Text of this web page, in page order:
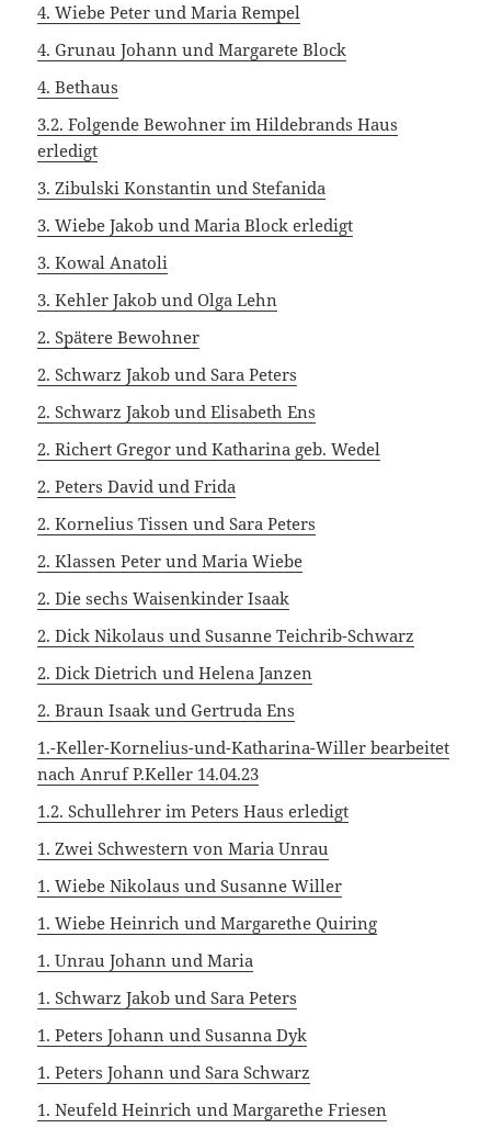
4. Wiebe Peter und Maria Rempel
4. Grunau Johann und Margarete Block
4. Bethaus
3.2. Folgende Bewohner im Hildebrands Haus
erledigt
3. Zibulski Konstantin und Stefanida
3. Wiebe Jakob und Maria Block erledigt
3. Kowal Anatoli
3. Kehler Jakob und Olga Lehn
2. Spätere Bewohner
2. Schwarz Jakob und Sara Peters
2. Schwarz Jakob und Elisabeth Ens
2. Richert Gregor und Katharina geb. Wedel
2. Peters David und Frida
2. Kornelius Tissen und Sara Peters
2. Klassen Peter und Maria Wiebe
2. Die sechs Waisenkinder Isaak
2. Dick Nikolaus und Susanne Teichrib-Schwarz
2. Dick Dietrich und Helena Janzen
2. Braun Isaak und Gertruda Ens
1.-Keller-Kornelius-und-Katharina-Willer bearbeitet
nach Anruf P.Keller 14.04.23
1.2. Schullehrer im Peters Haus erledigt
1. Zwei Schwestern von Maria Unrau
1. Wiebe Nikolaus und Susanne Willer
1. Wiebe Heinrich und Margarethe Quiring
1. Unrau Johann und Maria
1. Schwarz Jakob und Sara Peters
1. Peters Johann und Susanna Dyk
1. Peters Johann und Sara Schwarz
1. Neufeld Heinrich und Margarethe Friesen